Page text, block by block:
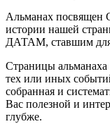
Альманах
истории нашей
ДАТАМ, ставшим
Страницы
тех или иных
собранная и
Вас полезной и
глубже.